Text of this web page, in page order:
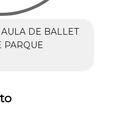
DE BALLET
PARQUE